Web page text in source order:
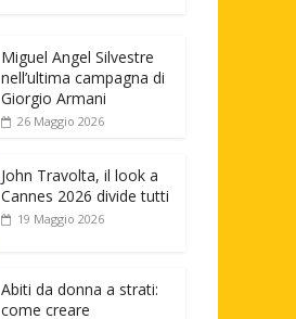
Miguel Angel Silvestre
nell’ultima campagna di
Giorgio Armani
26 Maggio 2026
John Travolta, il look a
Cannes 2026 divide tutti
19 Maggio 2026
Abiti da donna a strati:
come creare